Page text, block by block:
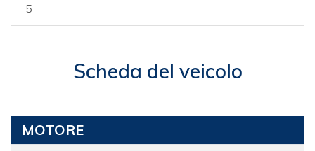
5
Scheda del veicolo
MOTORE